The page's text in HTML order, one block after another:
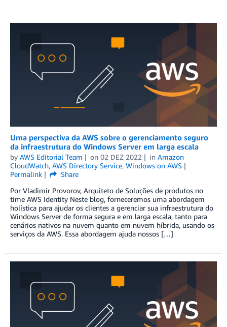
Uma perspectiva da AWS sobre o gerenciamento seguro
da infraestrutura do Windows Server em larga escala
by AWS Editorial Team on 02 DEZ 2022 in Amazon
CloudWatch, AWS Directory Service, Windows on AWS
Permalink
Share
Por Vladimir Provorov, Arquiteto de Soluções de produtos no
time AWS Identity Neste blog, forneceremos uma abordagem
holística para ajudar os clientes a gerenciar sua infraestrutura do
Windows Server de forma segura e em larga escala, tanto para
cenários nativos na nuvem quanto em nuvem híbrida, usando os
serviços da AWS. Essa abordagem ajuda nossos […]